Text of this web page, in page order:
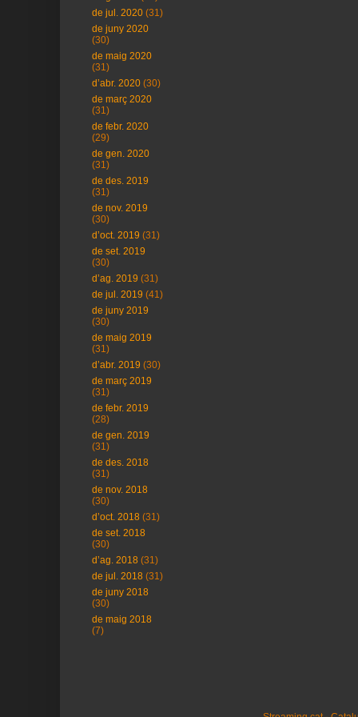
de jul. 2020 (31)
de juny 2020
(30)
de maig 2020
(31)
d’abr. 2020 (30)
de març 2020
(31)
de febr. 2020
(29)
de gen. 2020
(31)
de des. 2019
(31)
de nov. 2019
(30)
d’oct. 2019 (31)
de set. 2019
(30)
d’ag. 2019 (31)
de jul. 2019 (41)
de juny 2019
(30)
de maig 2019
(31)
d’abr. 2019 (30)
de març 2019
(31)
de febr. 2019
(28)
de gen. 2019
(31)
de des. 2018
(31)
de nov. 2018
(30)
d’oct. 2018 (31)
de set. 2018
(30)
d’ag. 2018 (31)
de jul. 2018 (31)
de juny 2018
(30)
de maig 2018
(7)